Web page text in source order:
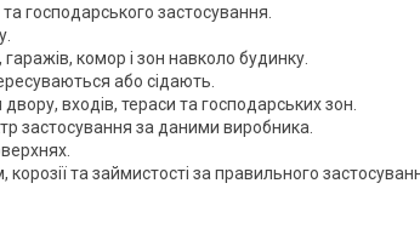
господарського застосування.
комор і зон навколо будинку.
або сідають.
входів, тераси та господарських зон.
застосування за даними виробника.
та займистості за правильного